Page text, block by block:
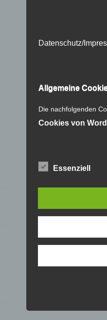
Datenschutz/
Allgemeine
Die nachfolgenden
Cookies von
Essenziell